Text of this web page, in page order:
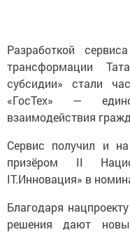
Разработкой
трансформации
субсидии» стали
«ГосТех» —
взаимодействия
Сервис получил и
призёром II
IT.Инновация» в
Благодаря
решения дают